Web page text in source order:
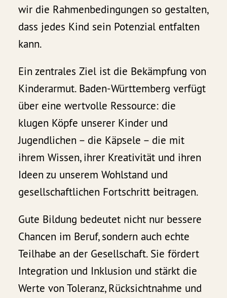
wir die Rahmenbedingungen so gestalten,
dass jedes Kind sein Potenzial entfalten
kann.
Ein zentrales Ziel ist die Bekämpfung von
Kinderarmut. Baden-Württemberg verfügt
über eine wertvolle Ressource: die
klugen Köpfe unserer Kinder und
Jugendlichen – die Käpsele – die mit
ihrem Wissen, ihrer Kreativität und ihren
Ideen zu unserem Wohlstand und
gesellschaftlichen Fortschritt beitragen.
Gute Bildung bedeutet nicht nur bessere
Chancen im Beruf, sondern auch echte
Teilhabe an der Gesellschaft. Sie fördert
Integration und Inklusion und stärkt die
Werte von Toleranz, Rücksichtnahme und